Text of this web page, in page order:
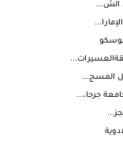
المسج...
جرجا،...